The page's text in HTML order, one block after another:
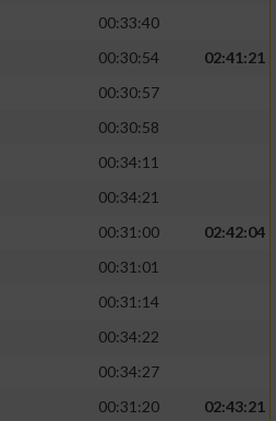
00:33:40
00:30:54
02:41:21
00:30:57
00:30:58
00:34:11
00:34:21
00:31:00
02:42:04
00:31:01
00:31:14
00:34:22
00:34:27
00:31:20
02:43:21